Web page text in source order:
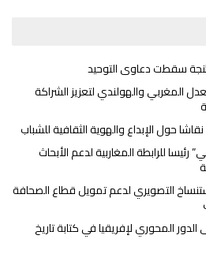
سقطت دعاوى التوحيد
المغربي والهولندي لتعزيز الشراكة
حول الإبداع والهوية الثقافية للشباب
للرابطة المغاربية لدعم الأبحاث
التصويري لدعم تمويل قطاع الصحافة
المحوري لإفريقيا في كتابة تاريخ